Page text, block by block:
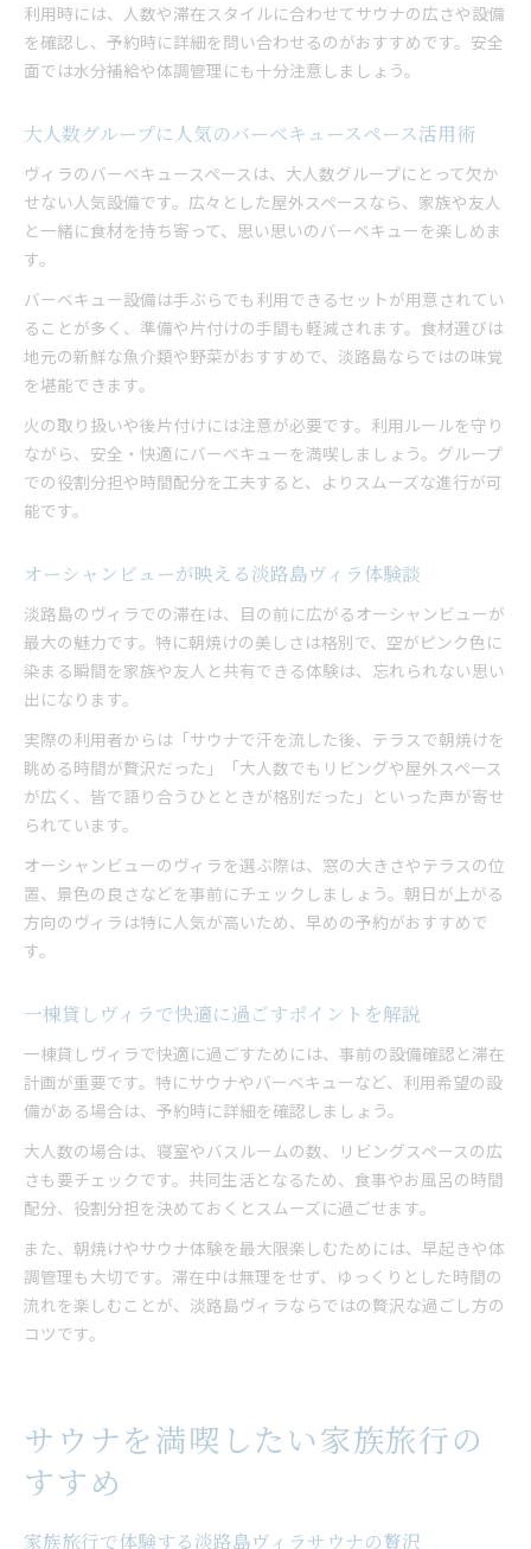
家族や友人と過ごす淡路島グループ旅行の魅力
淡路島ヴィラで実現できる団体旅行の思い出作り
家族で過ごすサウナ付きヴィラの贅沢時間
ヴィラサウナとバーベキューが家族旅行を彩る
朝焼けの美しい景色と共に楽しむヴィラ滞在
家族みんなが満足できる一棟貸しヴィラの魅力
利用時には、人数や滞在スタイルに合わせてサウナの広さや設備
を確認し、予約時に詳細を問い合わせるのがおすすめです。安全
面では水分補給や体調管理にも十分注意しましょう。
大人数グループに人気のバーベキュースペース活用術
ヴィラのバーベキュースペースは、大人数グループにとって欠か
せない人気設備です。広々とした屋外スペースなら、家族や友人
と一緒に食材を持ち寄って、思い思いのバーベキューを楽しめま
す。
バーベキュー設備は手ぶらでも利用できるセットが用意されてい
ることが多く、準備や片付けの手間も軽減されます。食材選びは
地元の新鮮な魚介類や野菜がおすすめで、淡路島ならではの味覚
を堪能できます。
火の取り扱いや後片付けには注意が必要です。利用ルールを守り
ながら、安全・快適にバーベキューを満喫しましょう。グループ
での役割分担や時間配分を工夫すると、よりスムーズな進行が可
能です。
オーシャンビューが映える淡路島ヴィラ体験談
淡路島のヴィラでの滞在は、目の前に広がるオーシャンビューが
最大の魅力です。特に朝焼けの美しさは格別で、空がピンク色に
染まる瞬間を家族や友人と共有できる体験は、忘れられない思い
出になります。
実際の利用者からは「サウナで汗を流した後、テラスで朝焼けを
眺める時間が贅沢だった」「大人数でもリビングや屋外スペース
が広く、皆で語り合うひとときが格別だった」といった声が寄せ
られています。
オーシャンビューのヴィラを選ぶ際は、窓の大きさやテラスの位
置、景色の良さなどを事前にチェックしましょう。朝日が上がる
方向のヴィラは特に人気が高いため、早めの予約がおすすめで
す。
一棟貸しヴィラで快適に過ごすポイントを解説
一棟貸しヴィラで快適に過ごすためには、事前の設備確認と滞在
計画が重要です。特にサウナやバーベキューなど、利用希望の設
備がある場合は、予約時に詳細を確認しましょう。
大人数の場合は、寝室やバスルームの数、リビングスペースの広
さも要チェックです。共同生活となるため、食事やお風呂の時間
配分、役割分担を決めておくとスムーズに過ごせます。
また、朝焼けやサウナ体験を最大限楽しむためには、早起きや体
調管理も大切です。滞在中は無理をせず、ゆっくりとした時間の
流れを楽しむことが、淡路島ヴィラならではの贅沢な過ごし方の
コツです。
サウナを満喫したい家族旅行の
すすめ
家族旅行で体験する淡路島ヴィラサウナの贅沢